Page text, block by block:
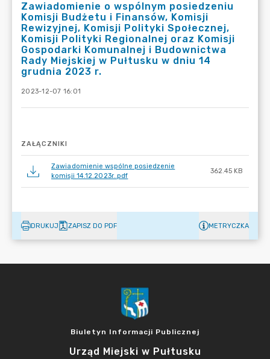
Zawiadomienie o wspólnym posiedzeniu
Komisji Budżetu i Finansów, Komisji
Rewizyjnej, Komisji Polityki Społecznej,
Komisji Polityki Regionalnej oraz Komisji
Gospodarki Komunalnej i Budownictwa
Rady Miejskiej w Pułtusku w dniu 14
grudnia 2023 r.
2023-12-07 16:01
ZAŁĄCZNIKI
Zawiadomienie wspólne posiedzenie
komisji 14.12.2023r..pdf
362.45 KB
DRUKUJ ZAPISZ DO PDF METRYCZKA
Biuletyn Informacji Publicznej
Urząd Miejski w Pułtusku